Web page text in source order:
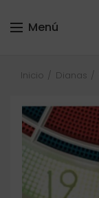
Menú
Inicio Dianas